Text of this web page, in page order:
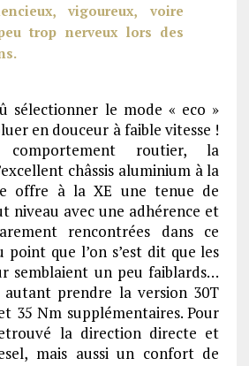
vigoureux, voire
trop nerveux lors des
sélectionner le mode « eco »
en douceur à faible vitesse !
routier, la
châssis aluminium à la
offre à la XE une tenue de
niveau avec une adhérence et
rencontrées dans ce
point que l’on s’est dit que les
semblaient un peu faiblards…
prendre la version 30T
35 Nm supplémentaires. Pour
la direction directe et
mais aussi un confort de